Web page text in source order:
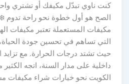
كنت ناوي تبدّل مكيفك أو تشتري
الصح هو أول خطوة نحو راحة تدوم
مكيفات المستعملة تعتبر مكيفات
التي تساهم في تحسين جودة
حيث تشتد درجات الحرارة. مع تزايد
داخلية على مدار السنة، اتجه
الكويت نحو خيارات شراء مكيفات